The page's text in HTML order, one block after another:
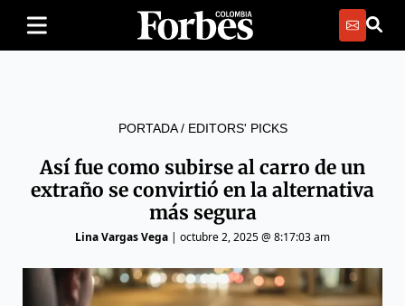
PORTADA/ EDITORS' PICKS
Así fue como subirse al carro de un
extraño se convirtió en la alternativa
más segura
Lina Vargas Vega | octubre 2, 2025 @ 8:17:03 am